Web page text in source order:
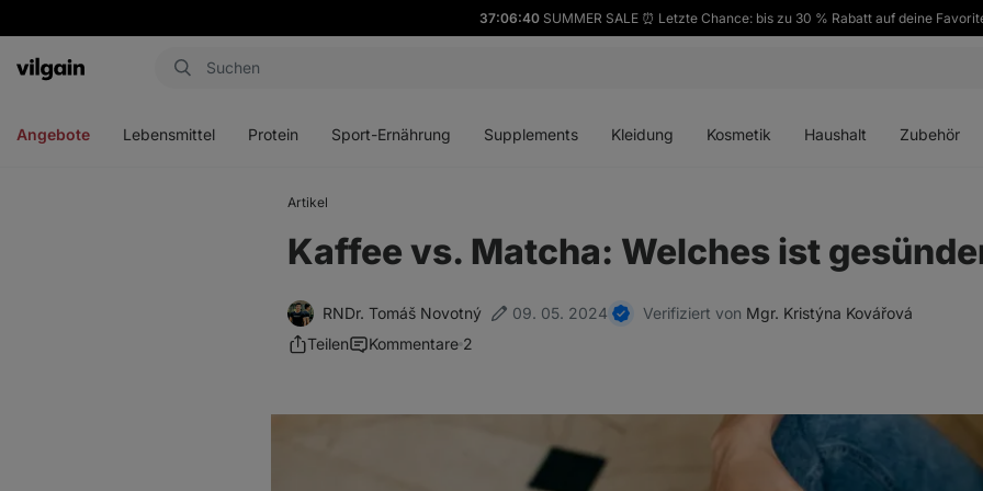
37:06:39 SUMMER SALE ⏰ Letzte Chance: bis zu 30 % Rabatt auf deine
Aktin
Angebote Lebensmittel Protein Sport-Ernährung Supplements Kleidung Kosmetik Haushalt Zubehör
Artikel
Kaffee vs. Matcha: Welches ist
RNDr. Tomáš Novotný 09. 05. 2024 Verifiziert von Mgr. Kristýna Kovářová
Teilen
Kommentare 2